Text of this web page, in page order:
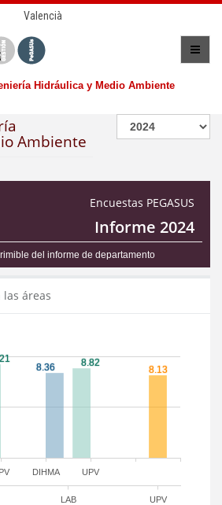
Valencià
Hidráulica y Medio Ambiente
Ambiente
Encuestas PEGASUS
Informe 2024
del informe de departamento
áreas
DIHMA UPV
LAB UPV